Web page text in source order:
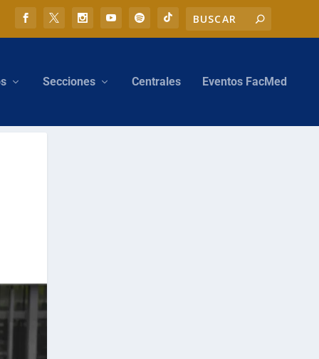
Secciones Centrales Eventos FacMed